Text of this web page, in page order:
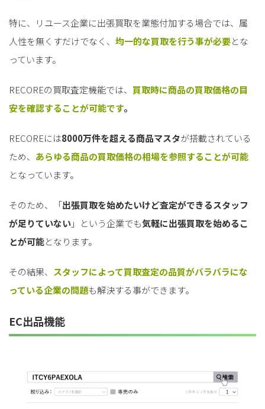
特に、リユース企業に出張買取を業態付加する場合では、属
人性を無くすだけでなく、 均一的な買取を行う事が必要とな
っています。
RECOREの買取査定機能では、 買取時に商品の買取価格の目
安を確認することが可能です。
RECOREには8000万件を超える商品マスタが搭載されている
ため、 あらゆる商品の買取価格の相場を参照することが可能
となっています。
そのため、「出張買取を始めたいけど査定ができるスタッフ
が足りていない」という企業でも気軽に出張買取を始めるこ
とが可能となります。
その結果、 スタッフによって買取査定の品質がバラバラにな
っている企業の問題も解決する事ができます。
EC出品機能